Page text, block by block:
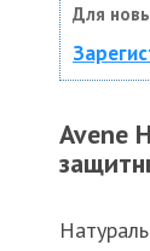
Для
Avene